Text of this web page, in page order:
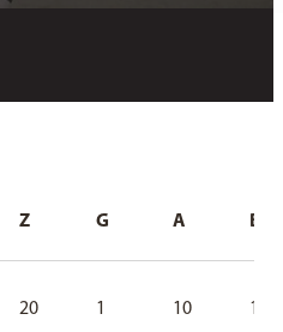
Z G A B
20 1 10 11